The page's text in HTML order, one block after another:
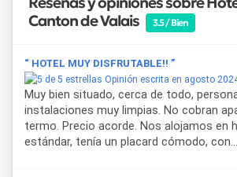
ofrece undesayuno buffetvariado y
disfrutar antes de salir a recorrer la
En resumen,Hotel Canton de Valais es
alojamiento: es un espacio donde la
tranquilidad y el encantodeColónse
intensidad. Perfecto para una escapada
de relax o unas vacaciones en familia.
Canton de Valais
3.5 / Bien
“ HOTEL MUY DISFRUTABLE!! ”
Opinión escrita en agosto
Muy bien situado, cerca de todo,
instalaciones muy limpias. No cobran
termo. Precio acorde. Nos alojamos en
estándar, tenía un placard cómodo, con...